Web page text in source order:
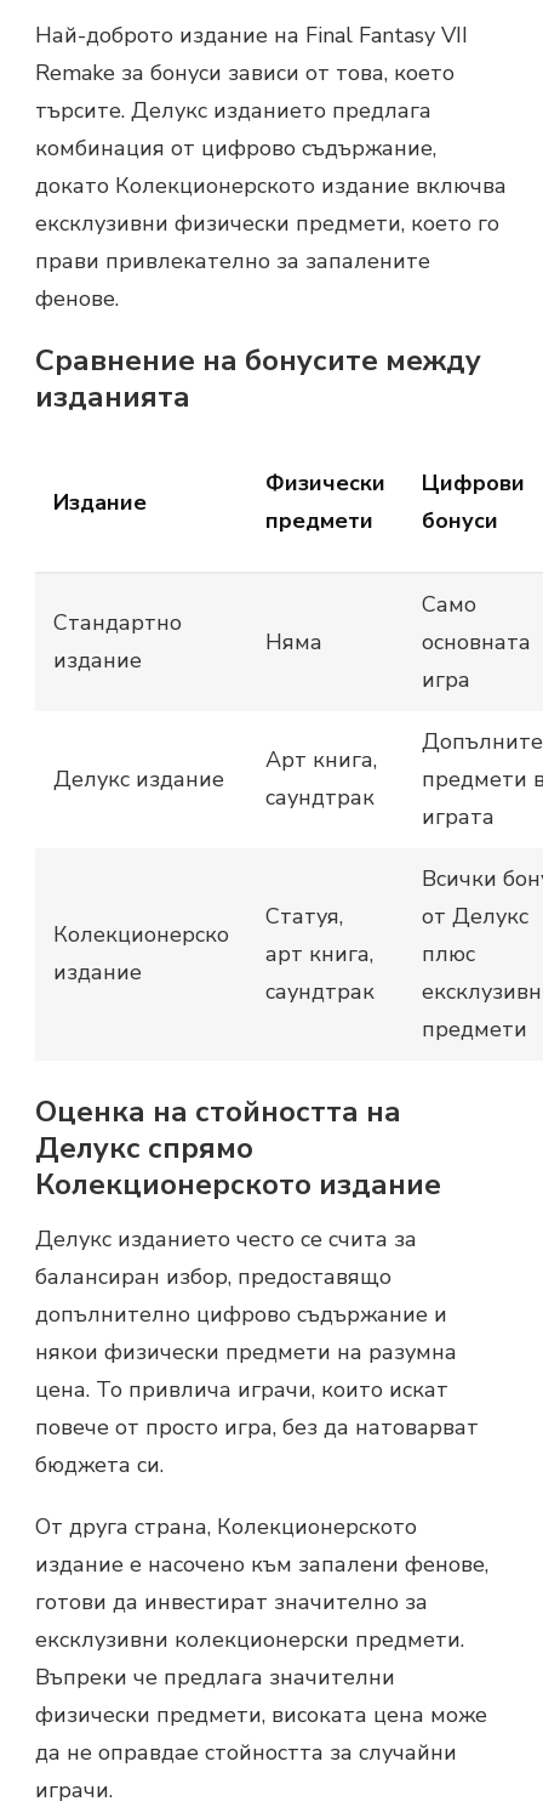
Най-доброто издание на Final Fantasy VII
Remake за бонуси зависи от това, което
търсите. Делукс изданието предлага
комбинация от цифрово съдържание,
докато Колекционерското издание включва
ексклузивни физически предмети, което го
прави привлекателно за запалените
фенове.
Сравнение на бонусите между
изданията
Издание
Физически
предмети
Цифрови
бонуси
Стандартно
издание
Няма
Само
основната
игра
Делукс издание
Арт книга,
саундтрак
предмети
играта
Колекционерско
издание
Статуя,
арт книга,
саундтрак
Всички
от Делукс
плюс
предмети
Оценка на стойността на
Делукс спрямо
Колекционерското издание
Делукс изданието често се счита за
балансиран избор, предоставящо
допълнително цифрово съдържание и
някои физически предмети на разумна
цена. То привлича играчи, които искат
повече от просто игра, без да натоварват
бюджета си.
От друга страна, Колекционерското
издание е насочено към запалени фенове,
готови да инвестират значително за
ексклузивни колекционерски предмети.
Въпреки че предлага значителни
физически предмети, високата цена може
да не оправдае стойността за случайни
играчи.